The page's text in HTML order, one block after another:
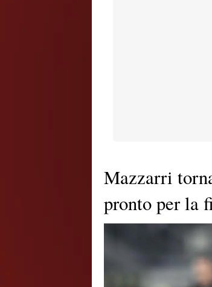
Mazzarri
pronto per la